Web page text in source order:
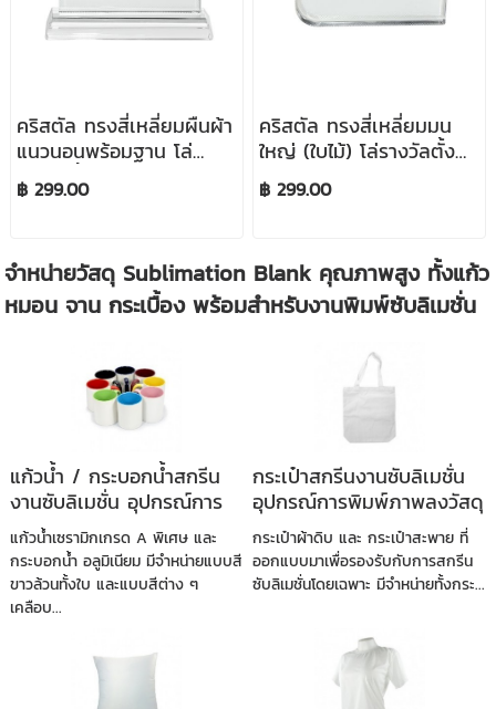
คริสตัล ทรงสี่เหลี่ยมผืนผ้า
แนวนอนพร้อมฐาน โล่
รางวัลตั้งโชว์
฿ 299.00
คริสตัล ทรงสี่เหลี่ยมมน
ใหญ่ (ใบไม้) โล่รางวัลตั้ง
โชว์
฿ 299.00
จำหน่ายวัสดุ Sublimation Blank คุณภาพสูง ทั้งแก้ว
หมอน จาน กระเบื้อง พร้อมสำหรับงานพิมพ์ซับลิเมชั่น
แก้วน้ำ / กระบอกน้ำสกรีน
งานซับลิเมชั่น อุปกรณ์การ
พิมพ์ภาพลงวัสดุ
แก้วน้ำเซรามิกเกรด A พิเศษ และ
กระบอกน้ำ อลูมิเนียม มีจำหน่ายแบบสี
ขาวล้วนทั้งใบ และแบบสีต่าง ๆ
เคลือบ...
กระเป๋าสกรีนงานซับลิเมชั่น
อุปกรณ์การพิมพ์ภาพลงวัสดุ
กระเป๋าผ้าดิบ และ กระเป๋าสะพาย ที่
ออกแบบมาเพื่อรองรับกับการสกรีน
ซับลิเมชั่นโดยเฉพาะ มีจำหน่ายทั้งกระ...